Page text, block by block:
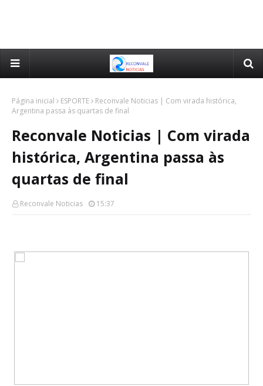
Página inicial ESPORTE
Reconvale Noticias | Com virada histórica,
Argentina passa às quartas de final
Reconvale Noticias | Com virada
histórica, Argentina passa às
quartas de final
Reconvale Noticias 15:37